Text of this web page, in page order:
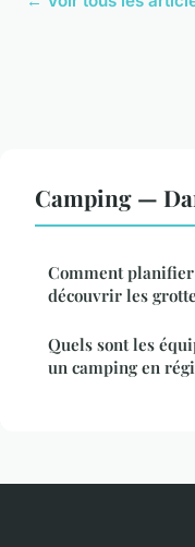
Camping —
Comment
découvrir les
Quels sont les
un camping en